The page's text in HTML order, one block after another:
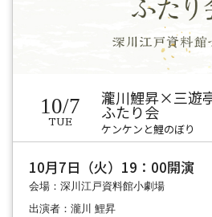
10/7
TUE
瀧川鯉昇×三遊
ふたり会
ケンケンと鯉のぼり
10月7日（火）19：00開演
会場：深川江戸資料館小劇場
出演者：瀧川 鯉昇